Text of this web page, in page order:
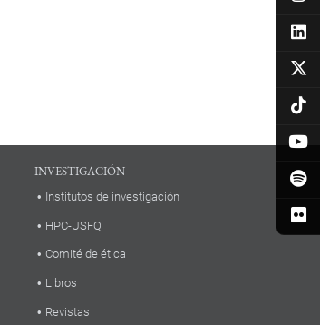
INVESTIGACIÓN
Institutos de investigación
HPC-USFQ
Comité de ética
Libros
Revistas